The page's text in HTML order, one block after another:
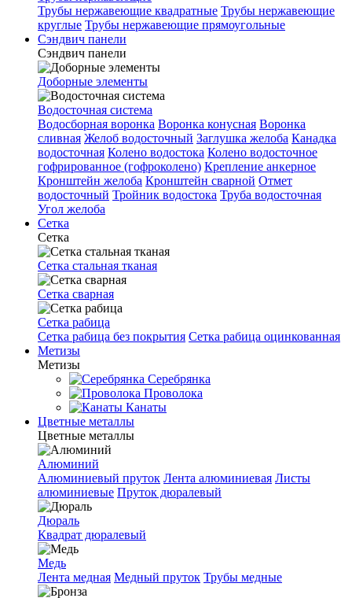
Трубы нержавеющие квадратные Трубы нержавеющие
круглые Трубы нержавеющие прямоугольные
Сэндвич панели
Сэндвич панели
Доборные элементы
Водосточная система
Водосборная воронка Воронка конусная Воронка
сливная Желоб водосточный Заглушка желоба Канадка
водосточная Колено водостока Колено водосточное
гофрированное (гофроколено) Крепление анкерное
Кронштейн желоба Кронштейн сварной Отмет
водосточный Тройник водостока Труба водосточная
Угол желоба
Сетка
Сетка
Сетка стальная тканая
Сетка сварная
Сетка рабица
Сетка рабица без покрытия Сетка рабица оцинкованная
Метизы
Метизы
Серебрянка
Проволока
Канаты
Цветные металлы
Цветные металлы
Алюминий
Алюминиевый пруток Лента алюминиевая Листы
алюминиевые Пруток дюралевый
Дюраль
Квадрат дюралевый
Медь
Лента медная Медный пруток Трубы медные